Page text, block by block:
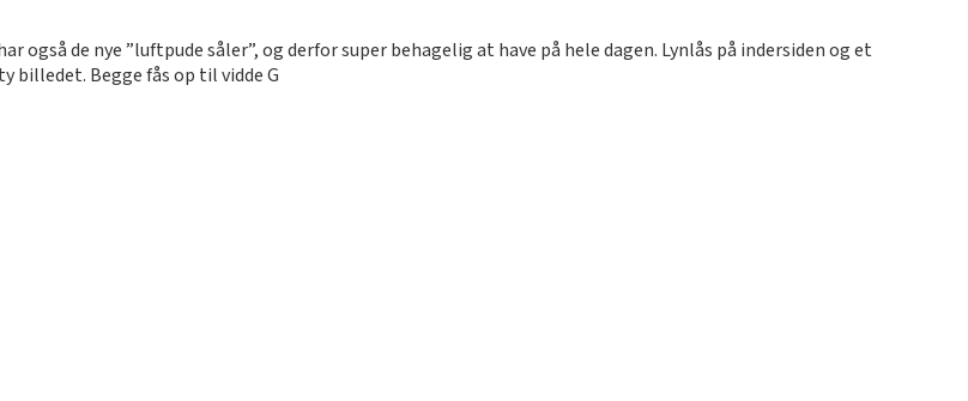
de nye ”luftpude såler”, og derfor super behagelig at have på hele dagen. Lynlås på indersiden og et
billedet. Begge fås op til vidde G